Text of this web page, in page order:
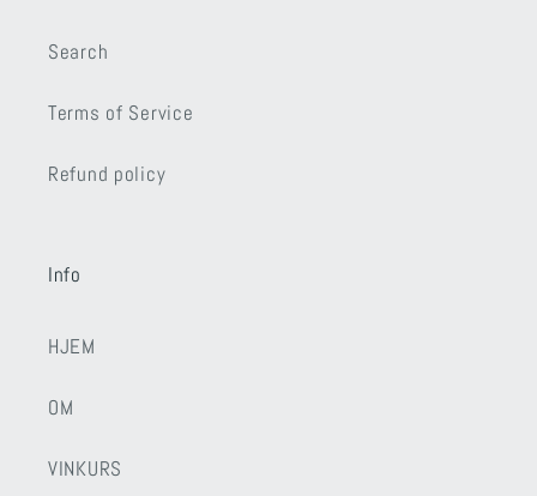
Search
Terms of Service
Refund policy
Info
HJEM
OM
VINKURS